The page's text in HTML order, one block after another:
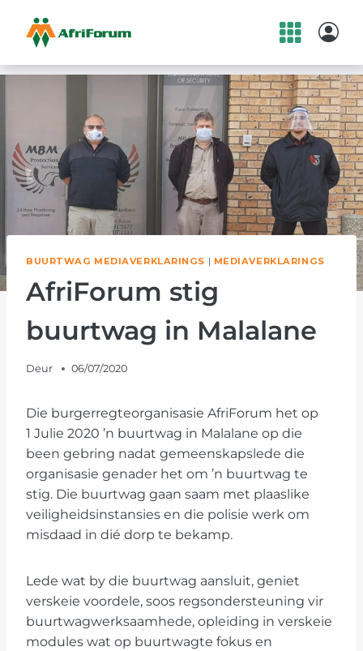
to
BUURTWAG MEDIAVERKLARINGS | MEDIAVERKLARINGS
AfriForum stig
buurtwag in Malalane
Deur 06/07/2020
Die burgerregteorganisasie AfriForum het op
1 Julie 2020 ’n buurtwag in Malalane op die
been gebring nadat gemeenskapslede die
organisasie genader het om ’n buurtwag te
stig. Die buurtwag gaan saam met plaaslike
veiligheidsinstansies en die polisie werk om
misdaad in dié dorp te bekamp.
Lede wat by die buurtwag aansluit, geniet
verskeie voordele, soos regsondersteuning vir
buurtwagwerksaamhede, opleiding in verskeie
modules wat op buurtwagte fokus en